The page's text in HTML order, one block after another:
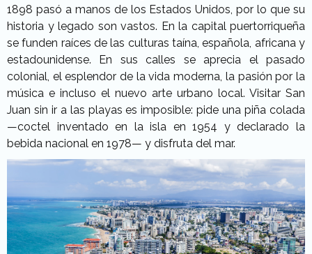
1898 pasó a manos de los Estados Unidos, por lo que su
historia y legado son vastos. En la capital puertorriqueña
se funden raíces de las culturas taína, española, africana y
estadounidense. En sus calles se aprecia el pasado
colonial, el esplendor de la vida moderna, la pasión por la
música e incluso el nuevo arte urbano local. Visitar San
Juan sin ir a las playas es imposible: pide una piña colada
—coctel inventado en la isla en 1954 y declarado la
bebida nacional en 1978— y disfruta del mar.